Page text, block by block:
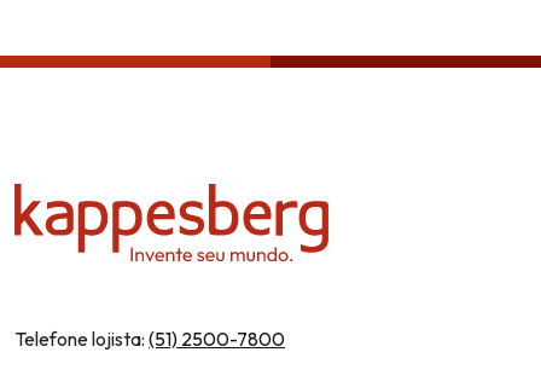
Telefone lojista: (51) 2500-7800